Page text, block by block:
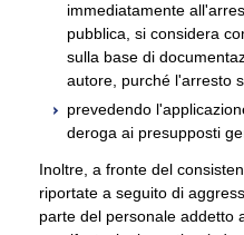
immediatamente
pubblica, si considera
sulla base di
autore, purché l'arresto
prevedendo
deroga ai presupposti
Inoltre, a fronte del
riportate a seguito di
parte del personale addetto